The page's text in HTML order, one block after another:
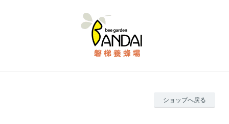
ショップへ戻る